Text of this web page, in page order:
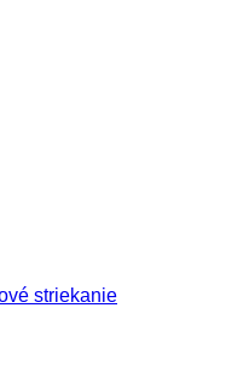
striekanie